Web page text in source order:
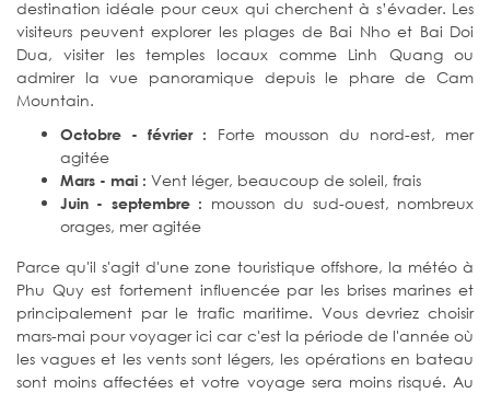
destination idéale pour ceux qui cherchent à s’évader. Les
visiteurs peuvent explorer les plages de Bai Nho et Bai Doi
Dua, visiter les temples locaux comme Linh Quang ou
admirer la vue panoramique depuis le phare de Cam
Mountain.
Octobre - février : Forte mousson du nord-est, mer
agitée
Mars - mai : Vent léger, beaucoup de soleil, frais
Juin - septembre : mousson du sud-ouest, nombreux
orages, mer agitée
Parce qu'il s'agit d'une zone touristique offshore, la météo à
Phu Quy est fortement influencée par les brises marines et
principalement par le trafic maritime. Vous devriez choisir
mars-mai pour voyager ici car c'est la période de l'année où
les vagues et les vents sont légers, les opérations en bateau
sont moins affectées et votre voyage sera moins risqué. Au